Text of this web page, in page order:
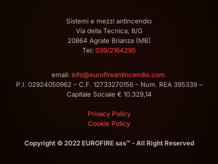
Sistemi e mezzi antincendio
Via della Tecnica, 8/G
20864 Agrate Brianza (MB)
Tel: 039/2164295
email: info@eurofireantincendio.com
P.I. 02924050962 – C.F. 12733270156 – Num. REA 395339 –
Capitale Sociale € 10.329,14
Privacy Policy
Cookie Policy
Copyright © 2022 EUROFIRE sas™ - All Right Reserved